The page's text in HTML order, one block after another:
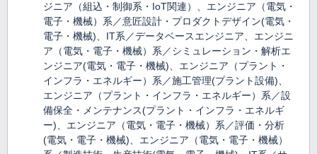
ジニア（組込・制御系・IoT関連）、エンジニア（電気・
電子・機械）系／意匠設計・プロダクトデザイン(電気・
電子・機械)、IT系／データベースエンジニア、エンジニ
ア（電気・電子・機械）系／シミュレーション・解析エ
ンジニア(電気・電子・機械)、エンジニア（プラント・
インフラ・エネルギー）系／施工管理(プラント設備)、
エンジニア（プラント・インフラ・エネルギー）系／設
備保全・メンテナンス(プラント・インフラ・エネルギ
ー)、エンジニア（電気・電子・機械）系／評価・分析
(電気・電子・機械)、エンジニア（電気・電子・機械）